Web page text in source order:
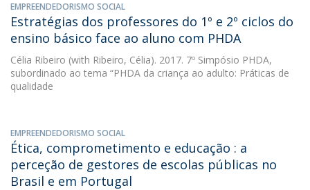
EMPREENDEDORISMO SOCIAL
Estratégias dos professores do 1º e 2º ciclos do
ensino básico face ao aluno com PHDA
Célia Ribeiro (with Ribeiro, Célia). 2017. 7º Simpósio PHDA,
subordinado ao tema “PHDA da criança ao adulto: Práticas de
qualidade
EMPREENDEDORISMO SOCIAL
Ética, comprometimento e educação : a
perceção de gestores de escolas públicas no
Brasil e em Portugal